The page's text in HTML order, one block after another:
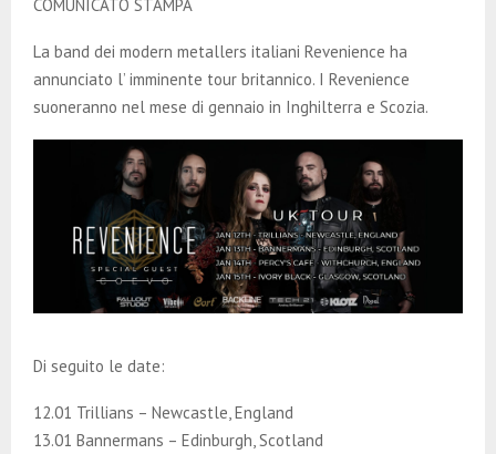
N
U
COMUNICATO STAMPA
La band dei modern metallers italiani Revenience ha
annunciato l’ imminente tour britannico. I Revenience
suoneranno nel mese di gennaio in Inghilterra e Scozia.
Di seguito le date:
12.01 Trillians – Newcastle, England
13.01 Bannermans – Edinburgh, Scotland